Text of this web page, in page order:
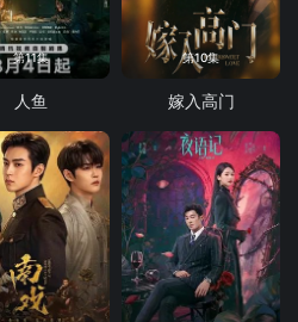
第11集
人鱼
第10集
嫁入高门